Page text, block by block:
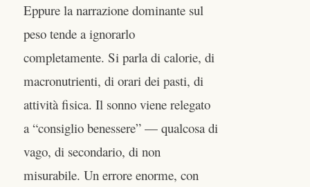
Eppure la narrazione dominante sul
peso tende a ignorarlo
completamente. Si parla di calorie, di
macronutrienti, di orari dei pasti, di
attività fisica. Il sonno viene relegato
a “consiglio benessere” — qualcosa di
vago, di secondario, di non
misurabile. Un errore enorme, con